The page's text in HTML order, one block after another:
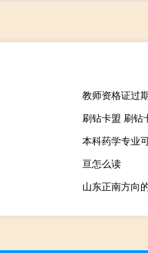
教师资格证过
刷钻卡盟 刷钻
本科药学专业
亘怎么读
山东正南方向